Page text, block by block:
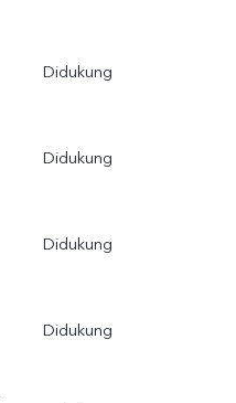
Didukung
Didukung
Didukung
Didukung